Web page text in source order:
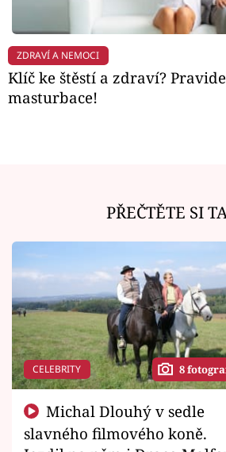
ZDRAVÍ A NEMOCI
Klíč ke štěstí a zdraví?
masturbace!
PŘEČTĚTE SI
CELEBRITY 8
slavného filmového koně.